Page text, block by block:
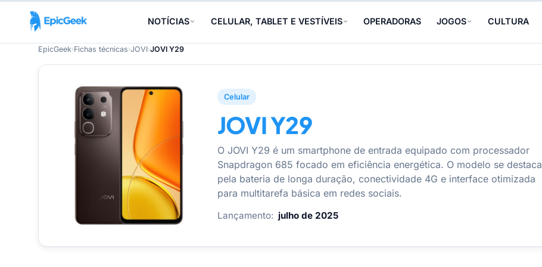
NOTÍCIAS CELULAR, TABLET E VESTÍVEIS OPERADORAS JOGOS CULTURA
EpicGeek›Fichas técnicas›JOVI›JOVI Y29
Celular
JOVI Y29
O JOVI Y29 é um smartphone de entrada equipado com processador
Snapdragon 685 focado em eficiência energética. O modelo se destaca
pela bateria de longa duração, conectividade 4G e interface otimizada
para multitarefa básica em redes sociais.
Lançamento: julho de 2025